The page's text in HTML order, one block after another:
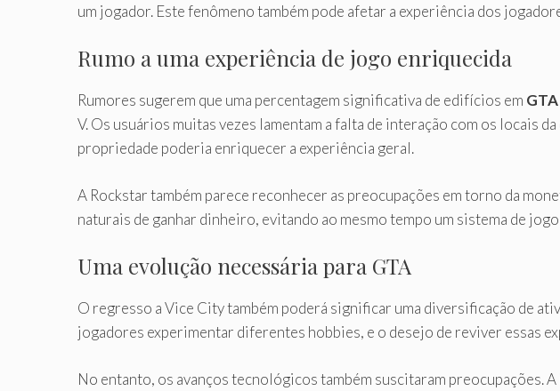
um jogador. Este fenômeno também pode afetar a experiência dos
Rumo a uma experiência de jogo enriquecida
Rumores sugerem que uma percentagem significativa de edifícios em
V. Os usuários muitas vezes lamentam a falta de interação com os locais
propriedade poderia enriquecer a experiência geral.
A Rockstar também parece reconhecer as preocupações em torno da
naturais de ganhar dinheiro, evitando ao mesmo tempo um sistema de
Uma evolução necessária para GTA
O regresso a Vice City também poderá significar uma diversificação de
jogadores experimentar diferentes hobbies, e o desejo de reviver essas
No entanto, os avanços tecnológicos também suscitaram preocupações.